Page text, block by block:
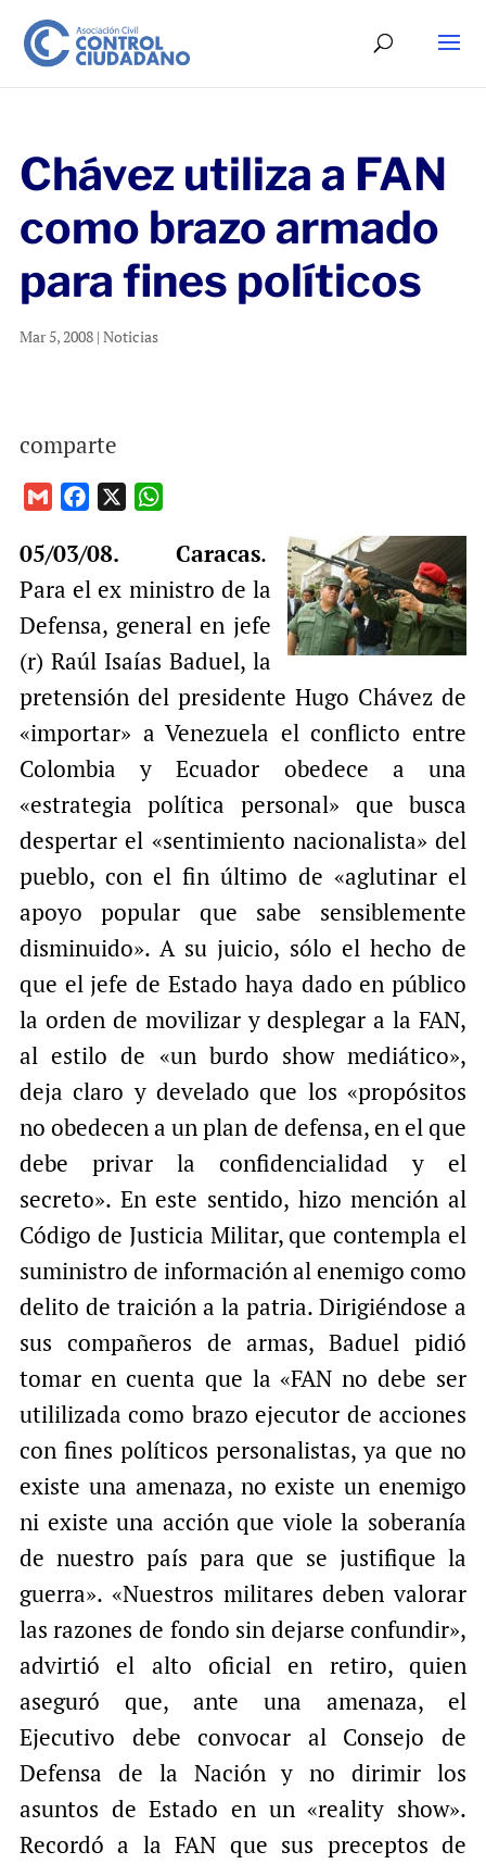
Chávez utiliza a FAN
como brazo armado
para fines políticos
Mar 5, 2008| Noticias
comparte
a
i
c
e
o
o
k
t
A
p
p
05/03/08. Caracas.
Para el ex ministro de la
Defensa, general en jefe
(r) Raúl Isaías Baduel, la
pretensión del presidente Hugo Chávez de
«importar» a Venezuela el conflicto entre
Colombia y Ecuador obedece a una
«estrategia política personal» que busca
despertar el «sentimiento nacionalista» del
pueblo, con el fin último de «aglutinar el
apoyo popular que sabe sensiblemente
disminuido». A su juicio, sólo el hecho de
que el jefe de Estado haya dado en público
la orden de movilizar y desplegar a la FAN,
al estilo de «un burdo show mediático»,
deja claro y develado que los «propósitos
no obedecen a un plan de defensa, en el que
debe privar la confidencialidad y el
secreto». En este sentido, hizo mención al
Código de Justicia Militar, que contempla el
suministro de información al enemigo como
delito de traición a la patria. Dirigiéndose a
sus compañeros de armas, Baduel pidió
tomar en cuenta que la «FAN no debe ser
utililizada como brazo ejecutor de acciones
con fines políticos personalistas, ya que no
existe una amenaza, no existe un enemigo
ni existe una acción que viole la soberanía
de nuestro país para que se justifique la
guerra». «Nuestros militares deben valorar
las razones de fondo sin dejarse confundir»,
advirtió el alto oficial en retiro, quien
aseguró que, ante una amenaza, el
Ejecutivo debe convocar al Consejo de
Defensa de la Nación y no dirimir los
asuntos de Estado en un «reality show».
Recordó a la FAN que sus preceptos de